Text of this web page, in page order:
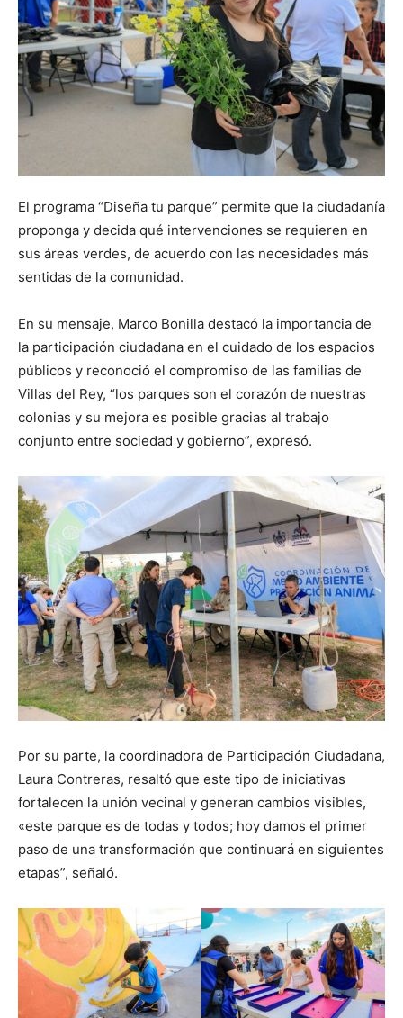
El programa “Diseña tu parque” permite que la ciudadanía
proponga y decida qué intervenciones se requieren en
sus áreas verdes, de acuerdo con las necesidades más
sentidas de la comunidad.
En su mensaje, Marco Bonilla destacó la importancia de
la participación ciudadana en el cuidado de los espacios
públicos y reconoció el compromiso de las familias de
Villas del Rey, “los parques son el corazón de nuestras
colonias y su mejora es posible gracias al trabajo
conjunto entre sociedad y gobierno”, expresó.
Por su parte, la coordinadora de Participación Ciudadana,
Laura Contreras, resaltó que este tipo de iniciativas
fortalecen la unión vecinal y generan cambios visibles,
«este parque es de todas y todos; hoy damos el primer
paso de una transformación que continuará en siguientes
etapas”, señaló.